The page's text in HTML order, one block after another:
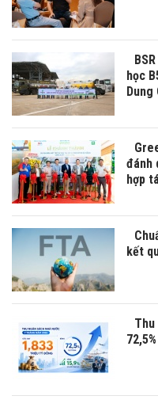
học
Dung
đánh
hợp
kết